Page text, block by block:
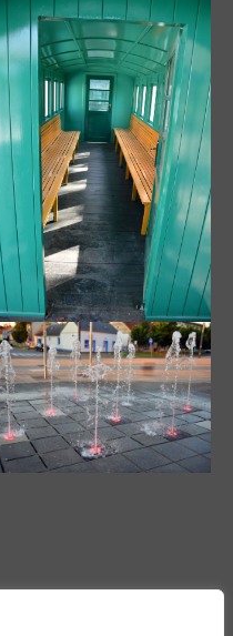
Beli Manastir ne smije stupati u